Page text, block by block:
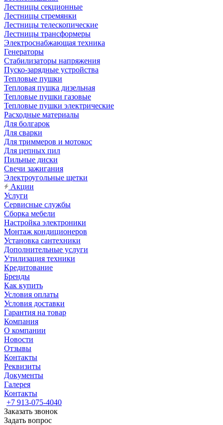
Лестницы секционные
Лестницы стремянки
Лестницы телескопические
Лестницы трансформеры
Электроснабжающая техника
Генераторы
Стабилизаторы напряжения
Пуско-зарядные устройства
Тепловые пушки
Тепловая пушка дизельная
Тепловые пушки газовые
Тепловые пушки электрические
Расходные материалы
Для болгарок
Для сварки
Для триммеров и мотокос
Для цепных пил
Пильные диски
Свечи зажигания
Электроугольные щетки
Акции
Услуги
Сервисные службы
Сборка мебели
Настройка электроники
Монтаж кондиционеров
Установка сантехники
Дополнительные услуги
Утилизация техники
Кредитование
Бренды
Как купить
Условия оплаты
Условия доставки
Гарантия на товар
Компания
О компании
Новости
Отзывы
Контакты
Реквизиты
Документы
Галерея
Контакты
+7 913-075-4040
Заказать звонок
Задать вопрос